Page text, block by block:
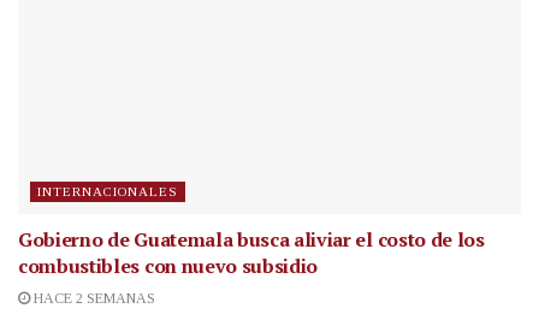
INTERNACIONALES
Gobierno de Guatemala busca aliviar el costo de los
combustibles con nuevo subsidio
HACE 2 SEMANAS